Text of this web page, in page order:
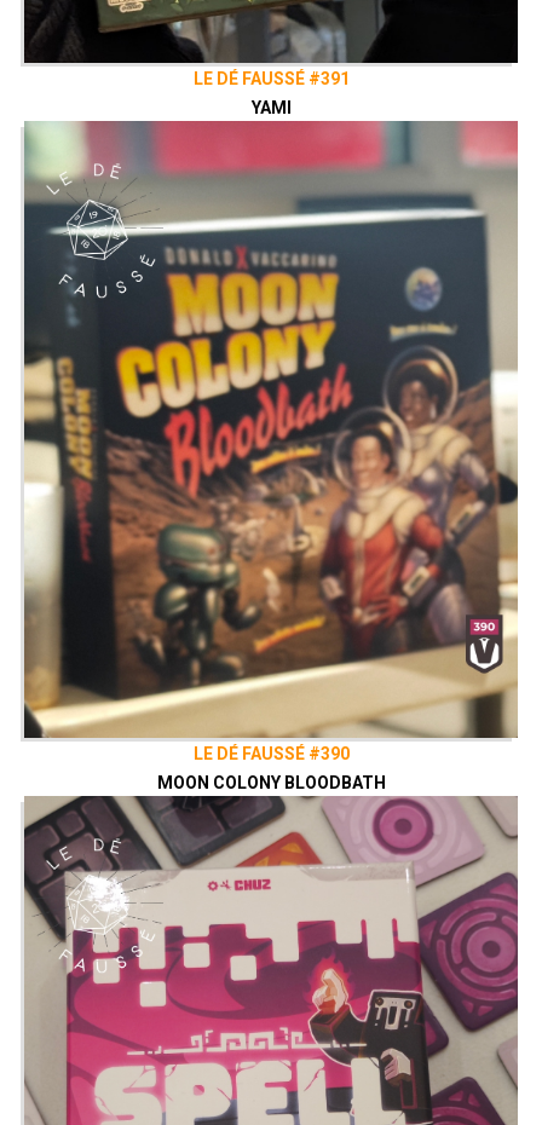
LE DÉ FAUSSÉ #391
YAMI
LE DÉ FAUSSÉ #390
MOON COLONY BLOODBATH